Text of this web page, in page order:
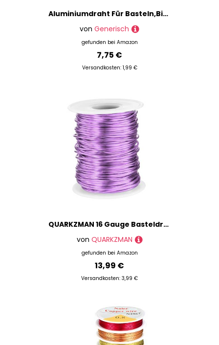
Aluminiumdraht Für Basteln,Biegsamer Schmuckdraht für Schmuckherstellung - Metall Zubehör Für Halsketten Armband Edelsteinwickeln Bonsaikunst
von Generisch
gefunden bei Amazon
7,75 €
Versandkosten: 1,99 €
QUARKZMAN 16 Gauge Basteldraht Aluminiumdraht 1,5mm x 30m (D x L) Flexibler Biegsamer Aludrahter Metall Schmuckdraht Blumendraht für Schmuckherstellung Modellierung Basteln DIY, Lavendel
von QUARKZMAN
gefunden bei Amazon
13,99 €
Versandkosten: 3,99 €